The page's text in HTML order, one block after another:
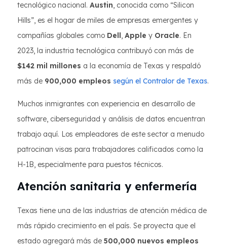
tecnológico nacional. Austin, conocida como “Silicon
Hills”, es el hogar de miles de empresas emergentes y
compañías globales como Dell, Apple y Oracle. En
2023, la industria tecnológica contribuyó con más de
$142 mil millones a la economía de Texas y respaldó
más de 900,000 empleos según el Contralor de Texas.
Muchos inmigrantes con experiencia en desarrollo de
software, ciberseguridad y análisis de datos encuentran
trabajo aquí. Los empleadores de este sector a menudo
patrocinan visas para trabajadores calificados como la
H-1B, especialmente para puestos técnicos.
Atención sanitaria y enfermería
Texas tiene una de las industrias de atención médica de
más rápido crecimiento en el país. Se proyecta que el
estado agregará más de 500,000 nuevos empleos